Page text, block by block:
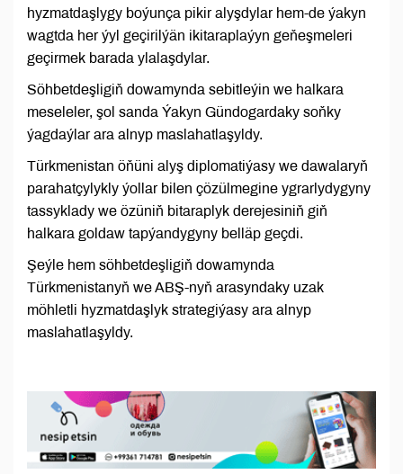
hyzmatdaşlygy boýunça pikir alyşdylar hem-de ýakyn
wagtda her ýyl geçirilýän ikitaraplaýyn geňeşmeleri
geçirmek barada ylalaşdylar.
Söhbetdeşligiň dowamynda sebitleýin we halkara
meseleler, şol sanda Ýakyn Gündogardaky soňky
ýagdaýlar ara alnyp maslahatlaşyldy.
Türkmenistan öňüni alyş diplomatiýasy we dawalaryň
parahatçylykly ýollar bilen çözülmegine ygrarlydygyny
tassyklady we özüniň bitaraplyk derejesiniň giň
halkara goldaw tapýandygyny belläp geçdi.
Şeýle hem söhbetdeşligiň dowamynda
Türkmenistanyň we ABŞ-nyň arasyndaky uzak
möhletli hyzmatdaşlyk strategiýasy ara alnyp
maslahatlaşyldy.